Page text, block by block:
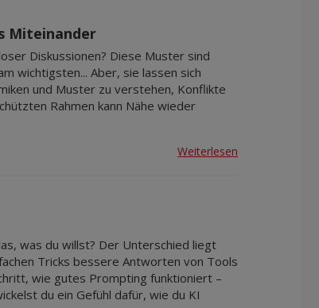
Okt 2026
Nov 2026
Dez 2026
Jan 2027
Miteinander
Diskussionen? Diese Muster sind
wichtigsten... Aber, sie lassen sich
und Muster zu verstehen, Konflikte
Rahmen kann Nähe wieder
Weiterlesen
was du willst? Der Unterschied liegt
Tricks bessere Antworten von Tools
wie gutes Prompting funktioniert –
du ein Gefühl dafür, wie du KI